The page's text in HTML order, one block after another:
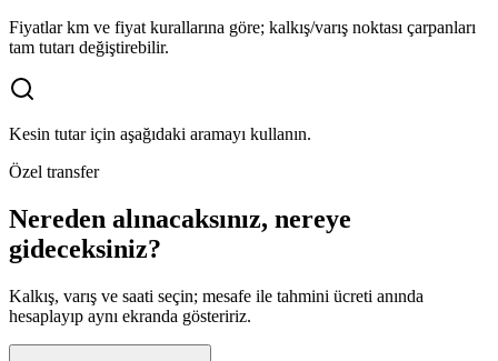
Fiyatlar km ve fiyat kurallarına göre; kalkış/varış noktası çarpanları
tam tutarı değiştirebilir.
Kesin tutar için aşağıdaki aramayı kullanın.
Özel transfer
Nereden alınacaksınız, nereye
gideceksiniz?
Kalkış, varış ve saati seçin; mesafe ile tahmini ücreti anında
hesaplayıp aynı ekranda gösteririz.